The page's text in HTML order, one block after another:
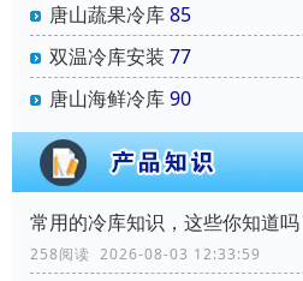
唐山蔬果冷库85
双温冷库安装 77
唐山海鲜冷库90
常用的冷库知识，这些你知道吗
258阅读 2026-08-03 12:33:59